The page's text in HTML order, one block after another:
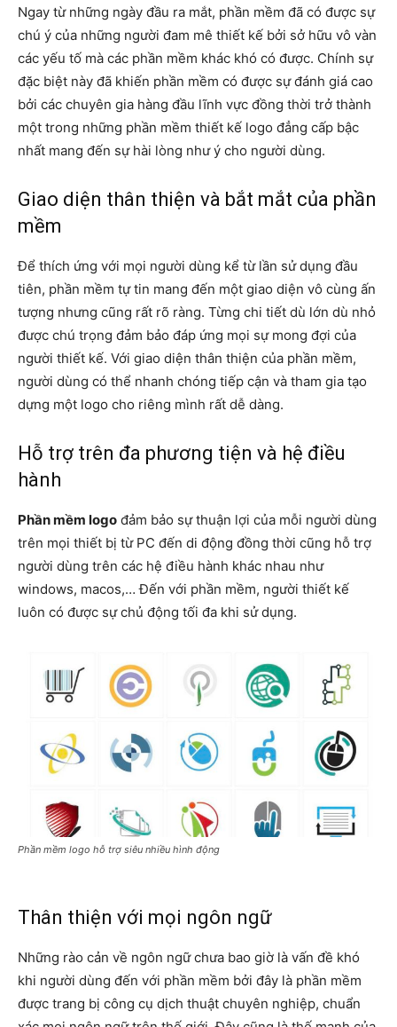
Ngay từ những ngày đầu ra mắt, phần mềm đã có được sự
chú ý của những người đam mê thiết kế bởi sở hữu vô vàn
các yếu tố mà các phần mềm khác khó có được. Chính sự
đặc biệt này đã khiến phần mềm có được sự đánh giá cao
bởi các chuyên gia hàng đầu lĩnh vực đồng thời trở thành
một trong những phần mềm thiết kế logo đẳng cấp bậc
nhất mang đến sự hài lòng như ý cho người dùng.
Giao diện thân thiện và bắt mắt của phần
mềm
Để thích ứng với mọi người dùng kể từ lần sử dụng đầu
tiên, phần mềm tự tin mang đến một giao diện vô cùng ấn
tượng nhưng cũng rất rõ ràng. Từng chi tiết dù lớn dù nhỏ
được chú trọng đảm bảo đáp ứng mọi sự mong đợi của
người thiết kế. Với giao diện thân thiện của phần mềm,
người dùng có thể nhanh chóng tiếp cận và tham gia tạo
dựng một logo cho riêng mình rất dễ dàng.
Hỗ trợ trên đa phương tiện và hệ điều
hành
Phần mềm logo đảm bảo sự thuận lợi của mỗi người dùng
trên mọi thiết bị từ PC đến di động đồng thời cũng hỗ trợ
người dùng trên các hệ điều hành khác nhau như
windows, macos,… Đến với phần mềm, người thiết kế
luôn có được sự chủ động tối đa khi sử dụng.
Phần mềm logo hỗ trợ siêu nhiều hình động
Thân thiện với mọi ngôn ngữ
Những rào cản về ngôn ngữ chưa bao giờ là vấn đề khó
khi người dùng đến với phần mềm bởi đây là phần mềm
được trang bị công cụ dịch thuật chuyên nghiệp, chuẩn